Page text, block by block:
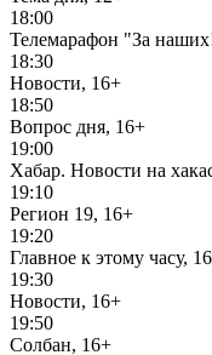
18:00
Телемарафон "За
18:30
Новости, 16+
18:50
Вопрос дня, 16+
19:00
Хабар. Новости на
19:10
Регион 19, 16+
19:20
Главное к этому часу,
19:30
Новости, 16+
19:50
Солбан, 16+